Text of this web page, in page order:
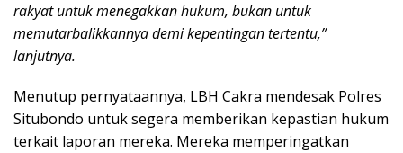
rakyat untuk menegakkan hukum, bukan untuk
memutarbalikkannya demi kepentingan tertentu,”
lanjutnya.
Menutup pernyataannya, LBH Cakra mendesak Polres
Situbondo untuk segera memberikan kepastian hukum
terkait laporan mereka. Mereka memperingatkan